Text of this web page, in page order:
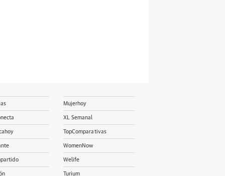
Mujerhoy
XL Semanal
TopComparativas
WomenNow
Welife
Turium